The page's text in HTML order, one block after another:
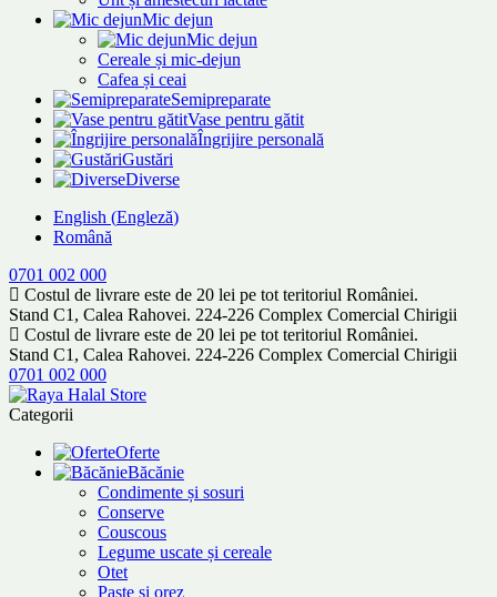
Mic dejun
Mic dejun
Cereale și mic-dejun
Cafea și ceai
Semipreparate
Vase pentru gătit
Îngrijire personală
Gustări
Diverse
English (Engleză)
Română
0701 002 000
Costul de livrare este de 20 lei pe tot teritoriul României.
Stand C1, Calea Rahovei. 224-226 Complex Comercial Chirigii
Costul de livrare este de 20 lei pe tot teritoriul României.
Stand C1, Calea Rahovei. 224-226 Complex Comercial Chirigii
0701 002 000
Categorii
Oferte
Băcănie
Condimente și sosuri
Conserve
Couscous
Legume uscate și cereale
Otet
Paste și orez